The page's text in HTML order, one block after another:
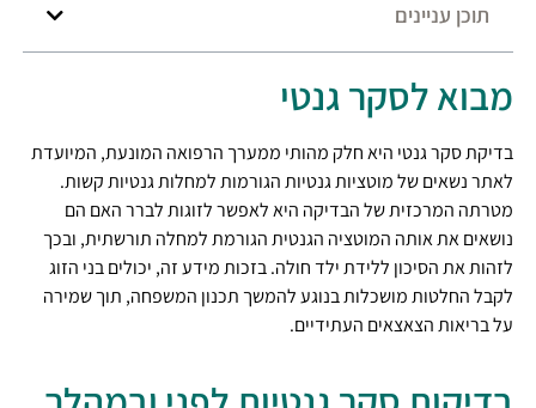
תוכן עניינים
מבוא לסקר גנטי
בדיקת סקר גנטי היא חלק מהותי ממערך הרפואה המונעת, המיועדת
לאתר נשאים של מוטציות גנטיות הגורמות למחלות גנטיות קשות.
מטרתה המרכזית של הבדיקה היא לאפשר לזוגות לברר האם הם
נושאים את אותה המוטציה הגנטית הגורמת למחלה תורשתית, ובכך
לזהות את הסיכון ללידת ילד חולה. בזכות מידע זה, יכולים בני הזוג
לקבל החלטות מושכלות בנוגע להמשך תכנון המשפחה, תוך שמירה
על בריאות הצאצאים העתידיים.